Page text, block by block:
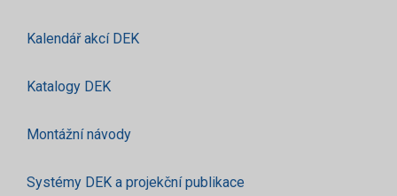
Kalendář akcí DEK
Katalogy DEK
Montážní návody
Systémy DEK a projekční publikace